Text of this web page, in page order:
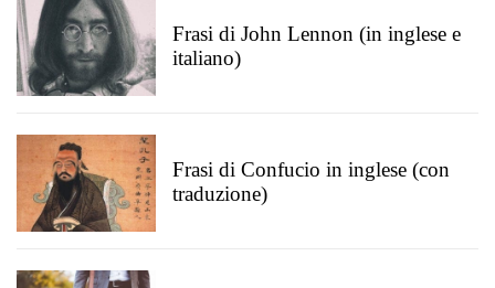
Frasi di John Lennon (in inglese e
italiano)
Frasi di Confucio in inglese (con
traduzione)